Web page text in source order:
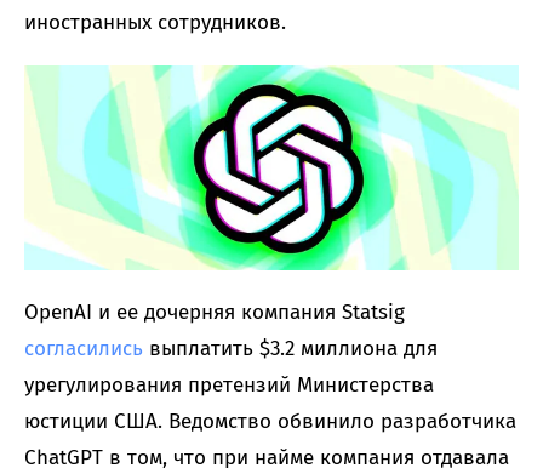
иностранных сотрудников.
OpenAI и ее дочерняя компания Statsig
согласились выплатить $3.2 миллиона для
урегулирования претензий Министерства
юстиции США. Ведомство обвинило разработчика
ChatGPT в том, что при найме компания отдавала